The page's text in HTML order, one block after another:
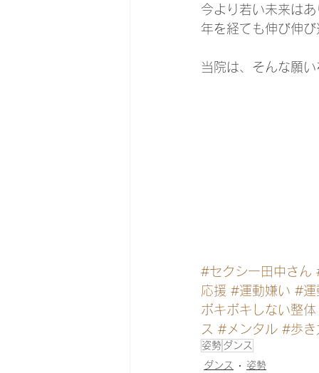
今より若い未来は
年を経ても伸び伸
当院は、そんな願
#セクシー田中さん
応援 #運動嫌い #運
ボキボキしない整体
ス #メンタル #歩き
姿勢 ダンス
ダンス
姿勢